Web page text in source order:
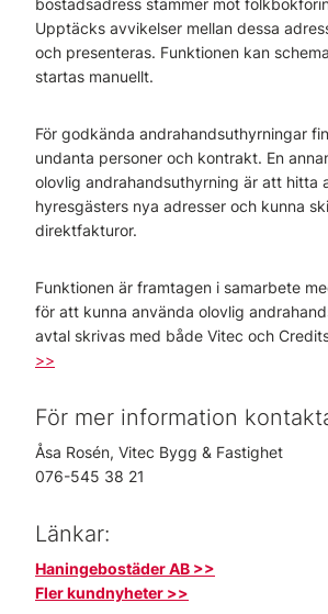
bostadsadress stämmer mot
Upptäcks avvikelser mellan dessa
och presenteras. Funktionen kan
startas manuellt.
För godkända andrahandsuthyrningar
undanta personer och kontrakt. En
olovlig andrahandsuthyrning är att hitta
hyresgästers nya adresser och kunna
direktfakturor.
Funktionen är framtagen i samarbete
för att kunna använda olovlig
avtal skrivas med både Vitec och
>>
För mer information
Åsa Rosén, Vitec Bygg & Fastighet
076-545 38 21
Länkar:
Haningebostäder AB >>
Fler kundnyheter >>